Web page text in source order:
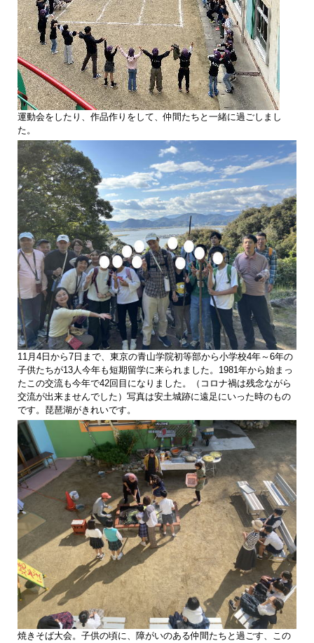
運動会をしたり、作品作りをして、仲間たちと一緒に過ごしまし
た。
11月4日から7日まで、東京の青山学院初等部から小学校4年～6年の
子供たちが13人今年も短期留学に来られました。1981年から始まっ
たこの交流も今年で42回目になりました。（コロナ禍は残念ながら
交流が出来ませんでした）写真は安土城跡に遠足にいった時のもの
です。琵琶湖がきれいです。
焼きそば大会。子供の頃に、障がいのある仲間たちと過ごす、この